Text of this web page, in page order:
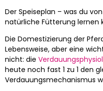
Der Speiseplan – was du
natürliche Fütterung lernen
Die Domestizierung der
Lebensweise, aber eine
nicht: die
heute noch fast 1 zu 1 den
Verdauungsmechanismus